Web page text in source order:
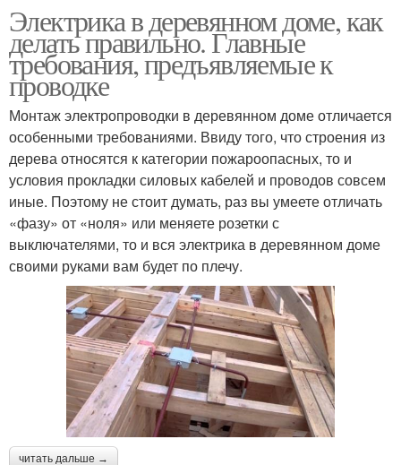
Электрика в деревянном доме, как
делать правильно. Главные
требования, предъявляемые к
проводке
Монтаж электропроводки в деревянном доме отличается
особенными требованиями. Ввиду того, что строения из
дерева относятся к категории пожароопасных, то и
условия прокладки силовых кабелей и проводов совсем
иные. Поэтому не стоит думать, раз вы умеете отличать
«фазу» от «ноля» или меняете розетки с
выключателями, то и вся электрика в деревянном доме
своими руками вам будет по плечу.
читать дальше →